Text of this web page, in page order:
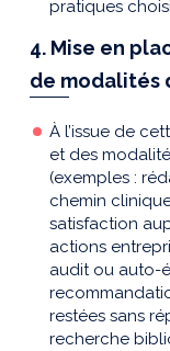
pratiques
4. Mise en
de modalités
À l’issue de
et des
(exemples :
chemin
satisfaction
actions
audit ou auto-
restées sans
recherche